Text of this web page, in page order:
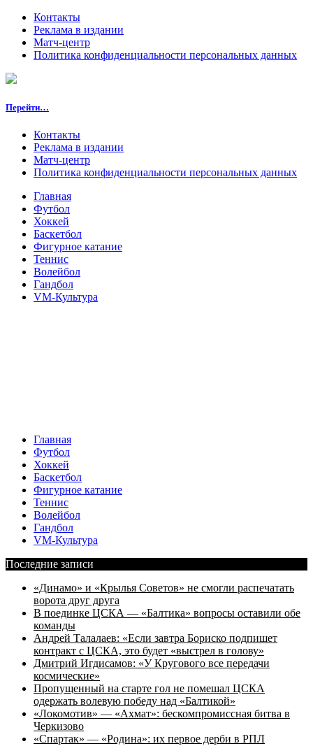
Контакты
Реклама в издании
Матч-центр
Политика конфиденциальности персональных данных
Перейти…
Контакты
Реклама в издании
Матч-центр
Политика конфиденциальности персональных данных
Главная
Футбол
Хоккей
Баскетбол
Фигурное катание
Теннис
Волейбол
Гандбол
VM-Культура
Главная
Футбол
Хоккей
Баскетбол
Фигурное катание
Теннис
Волейбол
Гандбол
VM-Культура
Последние записи
«Динамо» и «Крылья Советов» не смогли распечатать
ворота друг друга
В поединке ЦСКА — «Балтика» вопросы оставили обе
команды
Андрей Талалаев: «Если завтра Бориско подпишет
контракт с ЦСКА, это будет «выстрел в голову»
Дмитрий Игдисамов: «У Кругового все передачи
космические»
Пропущенный на старте гол не помешал ЦСКА
одержать волевую победу над «Балтикой»
«Локомотив» — «Ахмат»: бескомпромиссная битва в
Черкизово
«Спартак» — «Родина»: их первое дерби в РПЛ